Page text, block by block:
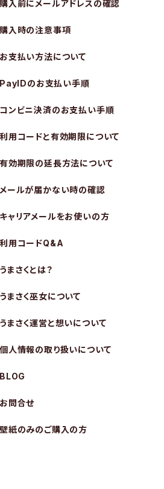
購入前にメールアドレスの確認
購入時の注意事項
お支払い方法について
PayIDのお支払い手順
コンビニ決済のお支払い手順
利用コードと有効期限について
有効期限の延長方法について
メールが届かない時の確認
キャリアメールをお使いの方
利用コードQ&A
うまさくとは？
うまさく巫女について
うまさく運営と想いについて
個人情報の取り扱いについて
BLOG
お問合せ
壁紙のみのご購入の方